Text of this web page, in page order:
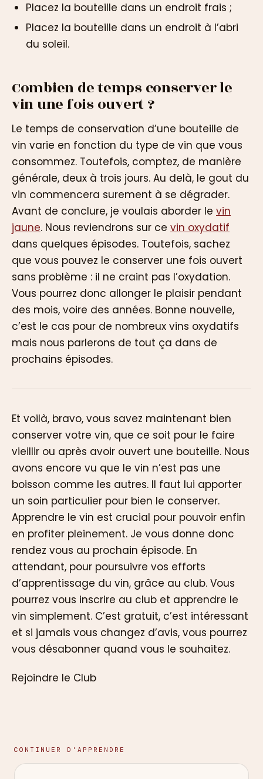
Placez la bouteille dans un endroit frais ;
Placez la bouteille dans un endroit à l’abri
du soleil.
Combien de temps conserver le
vin une fois ouvert ?
Le temps de conservation d’une bouteille de
vin varie en fonction du type de vin que vous
consommez. Toutefois, comptez, de manière
générale, deux à trois jours. Au delà, le gout du
vin commencera surement à se dégrader.
Avant de conclure, je voulais aborder le vin
jaune. Nous reviendrons sur ce vin oxydatif
dans quelques épisodes. Toutefois, sachez
que vous pouvez le conserver une fois ouvert
sans problème : il ne craint pas l’oxydation.
Vous pourrez donc allonger le plaisir pendant
des mois, voire des années. Bonne nouvelle,
c’est le cas pour de nombreux vins oxydatifs
mais nous parlerons de tout ça dans de
prochains épisodes.
Et voilà, bravo, vous savez maintenant bien
conserver votre vin, que ce soit pour le faire
vieillir ou après avoir ouvert une bouteille. Nous
avons encore vu que le vin n’est pas une
boisson comme les autres. Il faut lui apporter
un soin particulier pour bien le conserver.
Apprendre le vin est crucial pour pouvoir enfin
en profiter pleinement. Je vous donne donc
rendez vous au prochain épisode. En
attendant, pour poursuivre vos efforts
d’apprentissage du vin, grâce au club. Vous
pourrez vous inscrire au club et apprendre le
vin simplement. C’est gratuit, c’est intéressant
et si jamais vous changez d’avis, vous pourrez
vous désabonner quand vous le souhaitez.
Rejoindre le Club
CONTINUER D'APPRENDRE